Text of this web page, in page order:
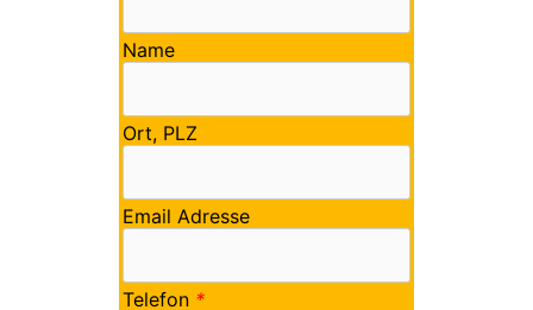
Name
Ort, PLZ
Email Adresse
Telefon *